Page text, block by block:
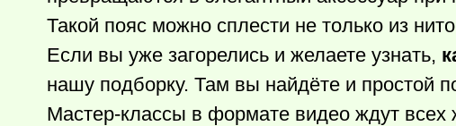
Такой пояс можно сплести не только из
Если вы уже загорелись и желаете узнать,
нашу подборку. Там вы найдёте и простой
Мастер-классы в формате видео ждут